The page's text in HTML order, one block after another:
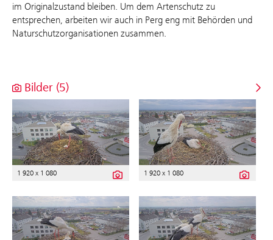
im Originalzustand bleiben. Um dem Artenschutz zu
entsprechen, arbeiten wir auch in Perg eng mit Behörden und
Naturschutzorganisationen zusammen.
Bilder (5)
1 920 x 1 080 1 920 x 1 080